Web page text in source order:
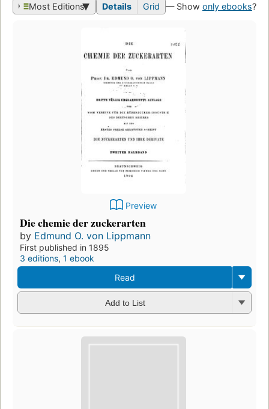
Most Editions Details Grid — Show only ebooks?
Preview
Die chemie der zuckerarten
by Edmund O. von Lippmann
First published in 1895
3 editions, 1 ebook
Read
Add to List